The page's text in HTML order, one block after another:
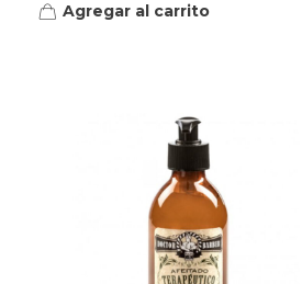
Agregar al carrito